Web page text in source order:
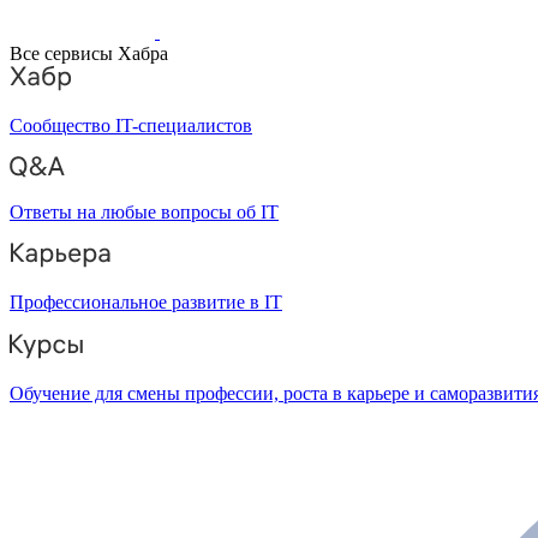
Все сервисы Хабра
Сообщество IT-специалистов
Ответы на любые вопросы об IT
Профессиональное развитие в IT
Обучение для смены профессии, роста в карьере и